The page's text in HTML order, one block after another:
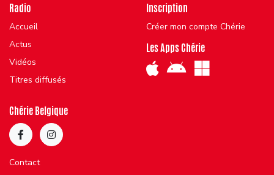
Radio
Accueil
Actus
Vidéos
Titres diffusés
Inscription
Créer mon compte Chérie
Les Apps Chérie
Chérie Belgique
Contact